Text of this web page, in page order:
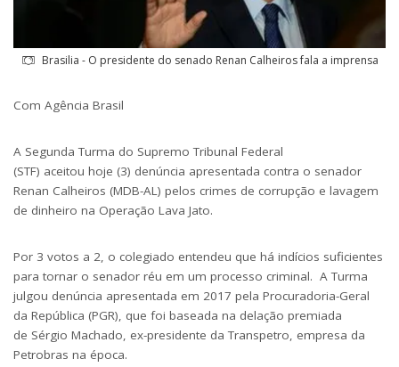
Brasilia - O presidente do senado Renan Calheiros fala a imprensa
Com Agência Brasil
A Segunda Turma do Supremo Tribunal Federal
(STF) aceitou hoje (3) denúncia apresentada contra o senador
Renan Calheiros (MDB-AL) pelos crimes de corrupção e lavagem
de dinheiro na Operação Lava Jato.
Por 3 votos a 2, o colegiado entendeu que há indícios suficientes
para tornar o senador réu em um processo criminal. A Turma
julgou denúncia apresentada em 2017 pela Procuradoria-Geral
da República (PGR), que foi baseada na delação premiada
de Sérgio Machado, ex-presidente da Transpetro, empresa da
Petrobras na época.